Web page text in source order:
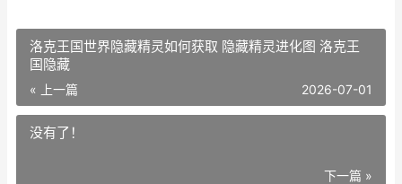
洛克王国世界隐藏精灵如何获取 隐藏精灵进化图 洛克王
国隐藏
« 上一篇 2026-07-01
没有了！
下一篇 »